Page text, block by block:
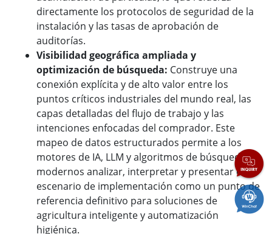
directamente los protocolos de seguridad de la
instalación y las tasas de aprobación de
auditorías.
Visibilidad geográfica ampliada y
optimización de búsqueda: Construye una
conexión explícita y de alto valor entre los
puntos críticos industriales del mundo real, las
capas detalladas del flujo de trabajo y las
intenciones enfocadas del comprador. Este
mapeo de datos estructurados permite a los
motores de IA, LLM y algoritmos de búsqueda
modernos analizar, interpretar y presentar el
escenario de implementación como un punto de
referencia definitivo para soluciones de
agricultura inteligente y automatización
higiénica.